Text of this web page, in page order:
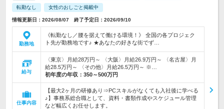
転勤なし 女性のおしごと掲載中
情報更新日：2026/08/07 終了予定日：2026/09/10
勤務地
《転勤なし／腰を据えて働ける環境！》 全国の各プロジェク
ト先が勤務地です♪ ★あなたの好きな街でず…
給与
〈東京〉月給28万円～ 〈大阪〉月給26.9万円～ 〈名古屋〉月
給28.5万円～ 〈その他〉月給26.5万円～ ※…
初年度の年収： 350～500万円
仕事内容
【最大2ヶ月の研修あり⇒PCスキルがなくても入社後に学べる
♪】事務系総合職として、資料・書類作成やスケジュール管理
など幅広くお任せします。